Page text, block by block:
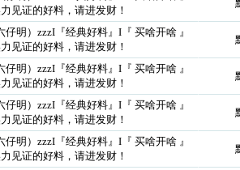
见证的好料，请进发财！
仔明）zzzI『经典好料』I『 买啥开啥 』
见证的好料，请进发财！
仔明）zzzI『经典好料』I『 买啥开啥 』
见证的好料，请进发财！
仔明）zzzI『经典好料』I『 买啥开啥 』
见证的好料，请进发财！
仔明）zzzI『经典好料』I『 买啥开啥 』
见证的好料，请进发财！